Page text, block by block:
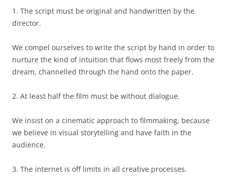
1. The script must be original and handwritten by the
director.
We compel ourselves to write the script by hand in order to
nurture the kind of intuition that flows most freely from the
dream, channelled through the hand onto the paper.
2. At least half the film must be without dialogue.
We insist on a cinematic approach to filmmaking, because
we believe in visual storytelling and have faith in the
audience.
3. The internet is off limits in all creative processes.